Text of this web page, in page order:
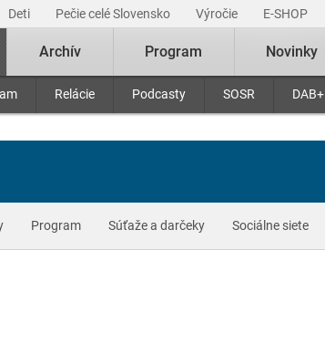
Deti Pečie celé Slovensko Výročie E-SHOP
Relácie Podcasty SOSR DAB+
Archív Program Novinky
Program Súťaže a darčeky Sociálne siete